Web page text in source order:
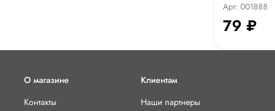
Арт: 001888
79 ₽
О магазине
Контакты
Клиентам
Наши партнеры